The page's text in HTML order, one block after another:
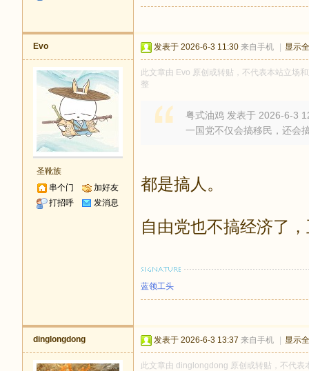
Evo
圣靴族
串个门
加好友
打招呼
发消息
发表于 2026-6-3 11:30 来自手机 显示
此文章由 Evo 原创或转贴，不代表本站立场
整
粤式油鸡 发表于 2026-6-3
一国党不仅会搞移民，还会
都是搞人。
自由党也不搞经济了
蓝领工头
dinglongdong 发表于 2026-6-3 13:37 来自手机 显示
此文章由 dinglongdong 原创或转贴，不代